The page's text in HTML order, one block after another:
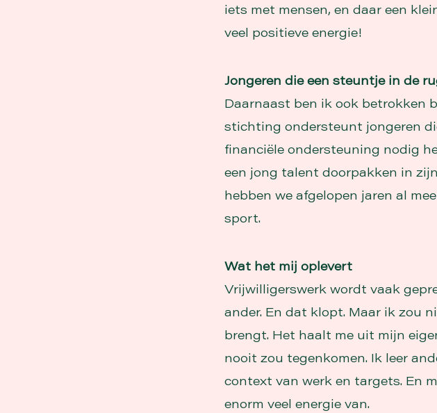
iets met mensen, en daar een
veel positieve energie!
Jongeren die een steuntje in de
Daarnaast ben ik ook betrokken
stichting ondersteunt jongeren
financiële ondersteuning nodig
een jong talent doorpakken in
hebben we afgelopen jaren al
sport.
Wat het mij oplevert
Vrijwilligerswerk wordt vaak
ander. En dat klopt. Maar ik zou
brengt. Het haalt me uit mijn
nooit zou tegenkomen. Ik leer
context van werk en targets. En
enorm veel energie van.